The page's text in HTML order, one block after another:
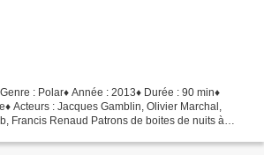
: Polar♦ Année : 2013♦ Durée : 90 min♦
Acteurs : Jacques Gamblin, Olivier Marchal,
Francis Renaud Patrons de boites de nuits à